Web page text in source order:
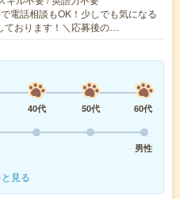
電話相談もOK！少しでも気になる
ております！＼応募後の…
40代 50代
60代
男性
見る